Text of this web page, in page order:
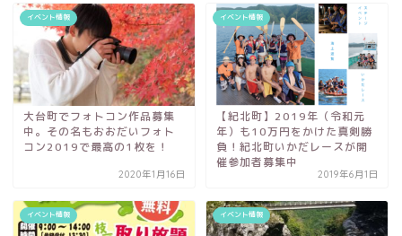
イベント情報
大台町でフォトコン作品募集
中。その名もおおだいフォト
コン2019で最高の1枚を！
2020年1月16日
イベント情報
【紀北町】2019年（令和元
年）も10万円をかけた真剣勝
負！紀北町いかだレースが開
催参加者募集中
2019年6月1日
イベント情報 イベント情報